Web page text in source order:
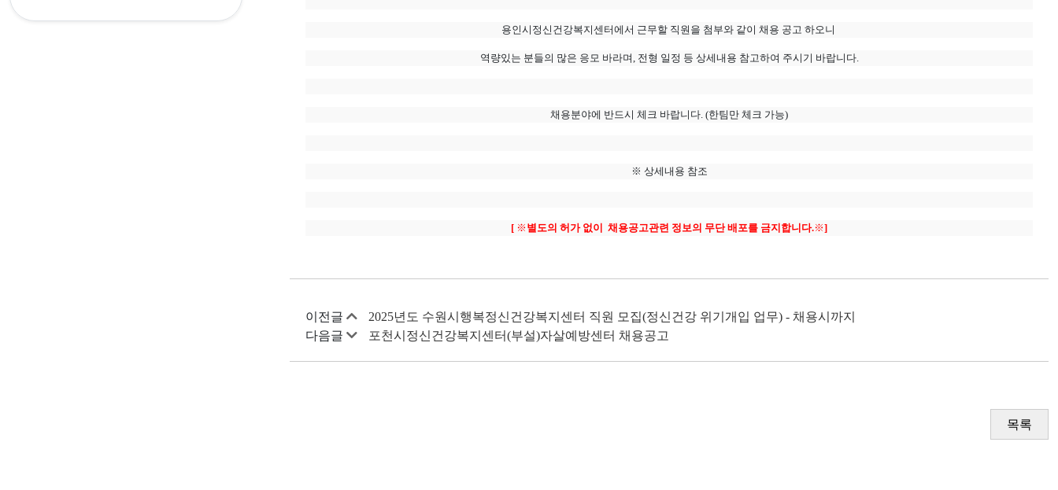
용인시정신건강복지센터에서 근무할 직원을 첨부와 같이 채용 공고 하오니
역량있는 분들의 많은 응모 바라며, 전형 일정 등 상세내용 참고하여 주시기 바랍니다.
채용분야에 반드시 체크 바랍니다. (한팀만 체크 가능)
※ 상세내용 참조
[ ※ 별도의 허가 없이 채용공고관련 정보의 무단 배포를 금지합니다.※]
이전글
2025년도 수원시행복정신건강복지센터 직원 모집(정신건강 위기개입 업무) - 채용시까지
다음글
포천시정신건강복지센터(부설)자살예방센터 채용공고
목록